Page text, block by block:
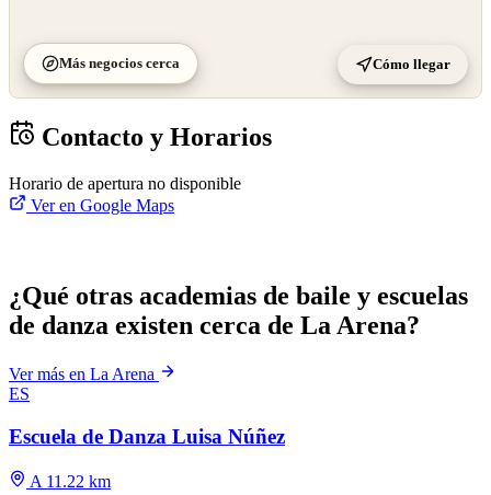
Más negocios cerca Cómo llegar
Contacto y Horarios
Horario de apertura no disponible
Ver en Google Maps
¿Qué otras academias de baile y escuelas
de danza existen cerca de La Arena?
Ver más en La Arena
ES
Escuela de Danza Luisa Núñez
A 11.22 km